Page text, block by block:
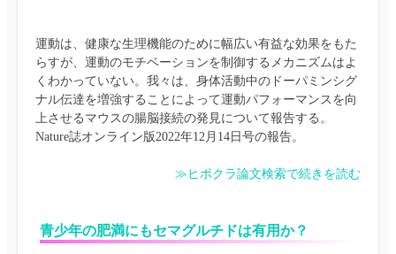
運動は、健康な生理機能のために幅広い有益な効果をもた
らすが、運動のモチベーションを制御するメカニズムはよ
くわかっていない。我々は、身体活動中のドーパミンシグ
ナル伝達を増強することによって運動パフォーマンスを向
上させるマウスの腸脳接続の発見について報告する。
≫ヒポクラ論文検索で続きを読む
青少年の肥満にもセマグルチドは有用か？